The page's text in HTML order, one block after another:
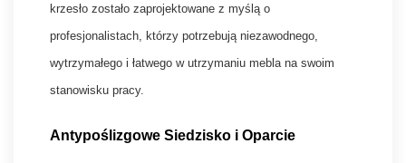
krzesło zostało zaprojektowane z myślą o
profesjonalistach, którzy potrzebują niezawodnego,
wytrzymałego i łatwego w utrzymaniu mebla na swoim
stanowisku pracy.
Antypoślizgowe Siedzisko i Oparcie